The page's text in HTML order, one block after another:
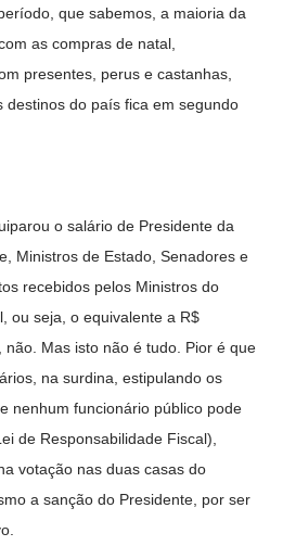
que sabemos, a maioria da
as compras de natal,
presentes, perus e castanhas,
destinos do país fica em segundo
o salário de Presidente da
Ministros de Estado, Senadores e
recebidos pelos Ministros do
ou seja, o equivalente a R$
não. Mas isto não é tudo. Pior é que
na surdina, estipulando os
nenhum funcionário público pode
de Responsabilidade Fiscal),
votação nas duas casas do
a sanção do Presidente, por ser